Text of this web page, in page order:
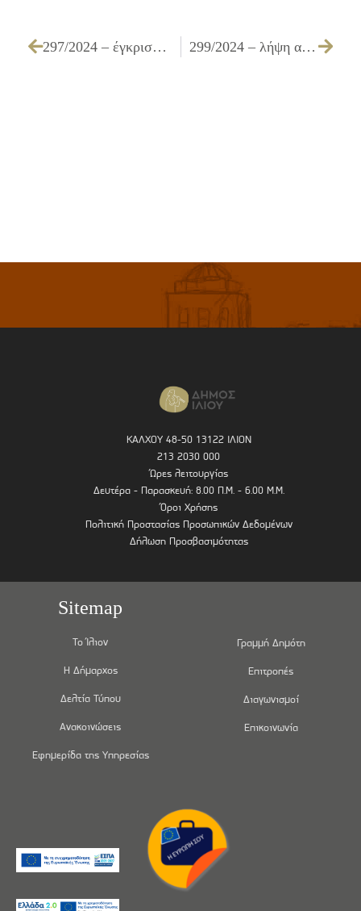
297/2024 – έγκριση διενέργειας, τεχνικών προδιαγραφών, καθορισμός τρόπου εκτέλεσης και ανάθεσης για την υπηρεσία «Δημιουργία καλλιτεχνικού έργου – Προτομή Έκτορα Γιαλοψού» 299/2024 – λήψη απόφασης για την έγκριση ή μη του ΠΡΑΚΤΙΚΟΥ Ι ΑΝΟΙΚΤΗΣ ΔΙΑΔΙΚΑΣΙΑΣ ΜΕΣΩ ΤΟΥ ΕΘΝΙΚΟΥ ΣΥΣΤΗΜΑΤΟΣ ΗΛΕΚΤΡΟΝΙΚΩΝ ΔΗΜΟΣΙΩΝ ΣΥΜΒΑΣΕΩΝ (Ε.Σ.Η.ΔΗ.Σ) ΓΙΑ ΤΗΝ ΕΠΙΛΟΓΗ ΑΝΑΔΟΧΟΥ ΚΑΤΑΣΚΕΥΗΣ ΤΟΥ ΕΡΓΟΥ «ΣΥΝΤΗΡΗΣΗ – ΑΝΑΚΑΤΑΣΚΕΥΗ (ΜΙΚΡΩΝ ΤΜΗΜΑΤΩΝ) ΑΓΩΓΩΝ ΔΙΚΤΥΟΥ ΑΠΟΧΕΤΕΥΣΗΣ ΑΚΑΘΑΡΤΩΝ ΚΑΙ ΣΥΝΔΕΣΕΙΣ ΑΚΙΝΗΤΩΝ ΣΕ ΟΔΟΥΣ ΤΟΥ ΔΗΜΟΥ ΕΡΓ. Β1/24 της ΕΠΙΤΡΟΠΗΣ ΔΙΕΝΕΡΓΕΙΑΣ ΔΙΑΓΩΝΙΣΜΟΥ
ΚΑΛΧΟΥ 48-50 13122 ΙΛΙΟΝ
213 2030 000
Ώρες λειτουργίας
Δευτέρα - Παρασκευή: 8.00 Π.Μ. - 6.00 Μ.Μ.
Όροι Χρήσης
Πολιτική Προστασίας Προσωπικών Δεδομένων
Δήλωση Προσβασιμότητας
Sitemap
Το Ίλιον
Η Δήμαρχος
Δελτία Τύπου
Ανακοινώσεις
Εφημερίδα της Υπηρεσίας
Γραμμή Δημότη
Επιτροπές
Διαγωνισμοί
Επικοινωνία